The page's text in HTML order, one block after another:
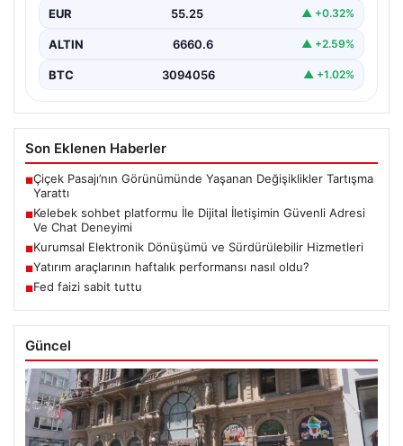
birçok…
EUR 55.25 ▲ +0.32%
ALTIN 6660.6 ▲ +2.59%
BTC 3094056 ▲ +1.02%
Son Eklenen Haberler
■Çiçek Pasajı’nın Görünümünde Yaşanan Değişiklikler Tartışma
Yarattı
■Kelebek sohbet platformu İle Dijital İletişimin Güvenli Adresi
Ve Chat Deneyimi
■Kurumsal Elektronik Dönüşümü ve Sürdürülebilir Hizmetleri
■Yatırım araçlarının haftalık performansı nasıl oldu?
■Fed faizi sabit tuttu
Güncel